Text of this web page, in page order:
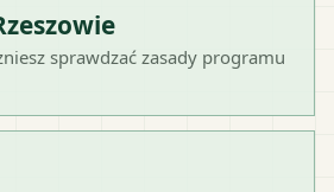
sprawdzać zasady programu